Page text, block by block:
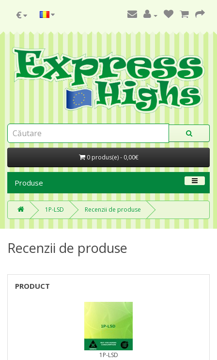
€
0 produs(e) - 0,00€
Produse
1P-LSD Recenzii de produse
Recenzii de produse
PRODUCT
1P-LSD